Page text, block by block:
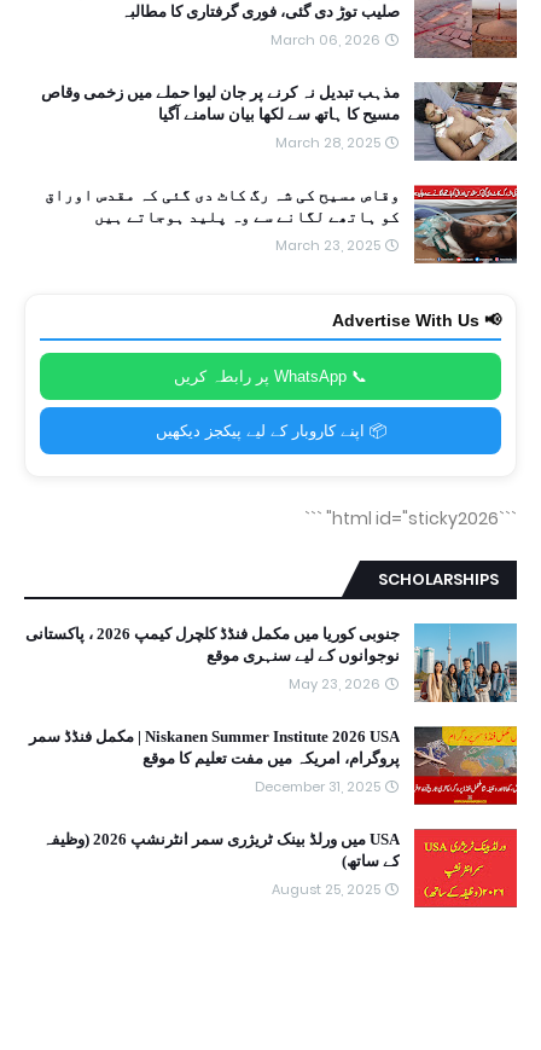
صلیب توڑ دی گئی، فوری گرفتاری کا مطالبہ
March 06, 2026
مذہب تبدیل نہ کرنے پر جان لیوا حملے میں زخمی وقاص
مسیح کا ہاتھ سے لکھا بیان سامنے آگیا
March 28, 2025
وقاص مسیح کی شہ رگ کاٹ دی گئی کہ مقدس اوراق
کو ہاتھے لگانے سے وہ پلید ہوجاتے ہیں
March 23, 2025
📢 Advertise With Us
📞 WhatsApp پر رابطہ کریں
📦 اپنے کاروبار کے لیے پیکجز دیکھیں
```html id="sticky2026"
```
SCHOLARSHIPS
جنوبی کوریا میں مکمل فنڈڈ کلچرل کیمپ 2026 ، پاکستانی
نوجوانوں کے لیے سنہری موقع
May 23, 2026
Niskanen Summer Institute 2026 USA | مکمل فنڈڈ سمر
پروگرام، امریکہ میں مفت تعلیم کا موقع
December 31, 2025
USA میں ورلڈ بینک ٹریژری سمر انٹرنشپ 2026 (وظیفہ
کے ساتھ)
August 25, 2025